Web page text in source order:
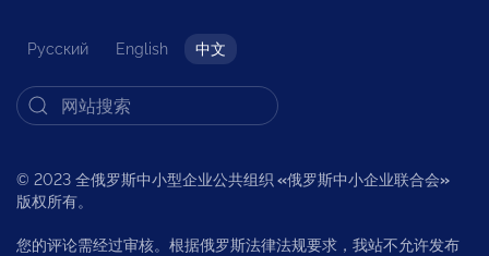
Русский English 中文
© 2023 全俄罗斯中小型企业公共组织 «俄罗斯中小企业联合会»
版权所有。
您的评论需经过审核。根据俄罗斯法律法规要求，我站不允许发布